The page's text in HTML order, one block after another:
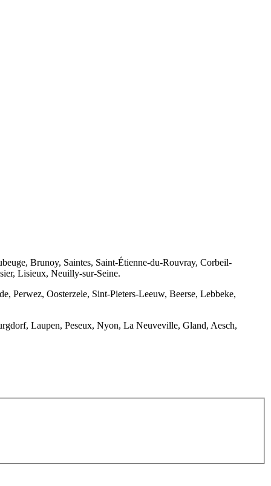
Brunoy, Saintes, Saint-Étienne-du-Rouvray, Corbeil-
Lisieux, Neuilly-sur-Seine.
Perwez, Oosterzele, Sint-Pieters-Leeuw, Beerse, Lebbeke,
Laupen, Peseux, Nyon, La Neuveville, Gland, Aesch,